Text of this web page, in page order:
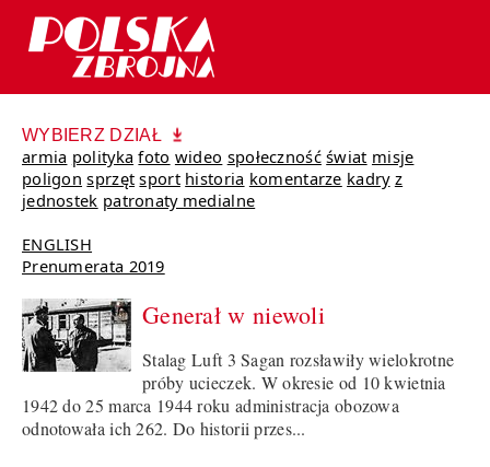
WYBIERZ DZIAŁ
armia polityka foto wideo społeczność świat misje
poligon sprzęt sport historia komentarze kadry z
jednostek patronaty medialne
ENGLISH
Prenumerata 2019
Generał w niewoli
Stalag Luft 3 Sagan rozsławiły wielokrotne
próby ucieczek. W okresie od 10 kwietnia
1942 do 25 marca 1944 roku administracja obozowa
odnotowała ich 262. Do historii przes...